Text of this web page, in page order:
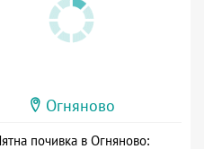
Огняново
почивка в Огняново: